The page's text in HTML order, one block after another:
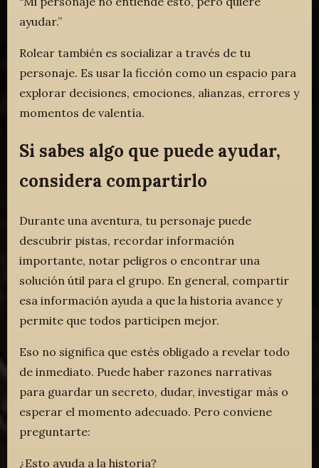
ayudar.”
Rolear también es socializar a través de tu
personaje. Es usar la ficción como un espacio para
explorar decisiones, emociones, alianzas, errores y
momentos de valentía.
Si sabes algo que puede ayudar,
considera compartirlo
Durante una aventura, tu personaje puede
descubrir pistas, recordar información
importante, notar peligros o encontrar una
solución útil para el grupo. En general, compartir
esa información ayuda a que la historia avance y
permite que todos participen mejor.
Eso no significa que estés obligado a revelar todo
de inmediato. Puede haber razones narrativas
para guardar un secreto, dudar, investigar más o
esperar el momento adecuado. Pero conviene
preguntarte:
¿Esto ayuda a la historia?